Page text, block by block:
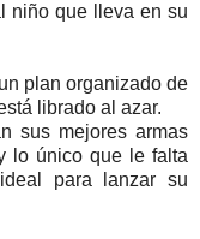
niño que lleva en su
plan organizado de
librado al azar.
sus mejores armas
lo único que le falta
para lanzar su